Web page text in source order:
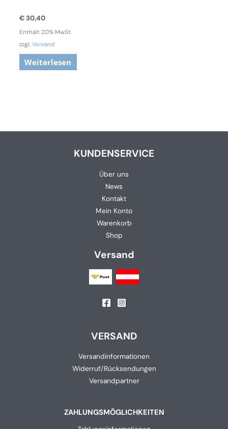
€30,40
Enthält 20% MwSt.
zzgl.Versand
Weiterlesen
KUNDENSERVICE
Über uns
News
Kontakt
Mein Konto
Warenkorb
Shop
Versand
VERSAND
Versandinformationen
Widerruf/Rücksendungen
Versandpartner
ZAHLUNGSMÖGLICHKEITEN